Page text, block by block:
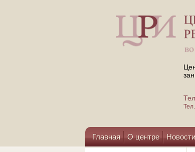
Главная О центре Новости